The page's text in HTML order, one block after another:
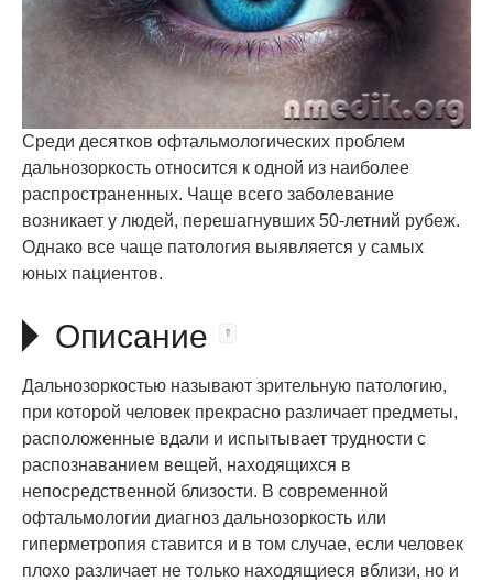
Среди десятков офтальмологических проблем
дальнозоркость относится к одной из наиболее
распространенных. Чаще всего заболевание
возникает у людей, перешагнувших 50-летний рубеж.
Однако все чаще патология выявляется у самых
юных пациентов.
Описание
Дальнозоркостью называют зрительную патологию,
при которой человек прекрасно различает предметы,
расположенные вдали и испытывает трудности с
распознаванием вещей, находящихся в
непосредственной близости. В современной
офтальмологии диагноз дальнозоркость или
гиперметропия ставится и в том случае, если человек
плохо различает не только находящиеся вблизи, но и